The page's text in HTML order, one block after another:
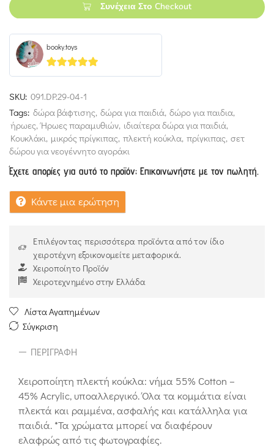
Συνέχεια Στο Checkout
booky.toys
5out of 5
SKU: 091.DP.29-04-1
Tags: δώρα βάφτισης, δώρα για παιδιά, δώρο για παιδια,
ήρωες, Ήρωες παραμυθιών, ιδιαίτερα δώρα για παιδιά,
Κουκλάκι, μικρός πρίγκιπας, πλεκτή κούκλα, πρίγκιπας, σετ
δώρου για νεογέννητο αγοράκι
Έχετε απορίες για αυτό το προϊόν; Επικοινωνήστε με τον πωλητή.
Κάντε μια ερώτηση
Επιλέγοντας περισσότερα προϊόντα από τον ίδιο
χειροτέχνη εξοικονομείτε μεταφορικά.
Χειροποίητο Προϊόν
Χειροτεχνημένο στην Ελλάδα
Λίστα Αγαπημένων
Σύγκριση
ΠΕΡΙΓΡΑΦΉ
Χειροποίητη πλεκτή κούκλα: νήμα 55% Cotton –
45% Acrylic, υποαλλεργικό. Όλα τα κομμάτια είναι
πλεκτά και ραμμένα, ασφαλής και κατάλληλα για
παιδιά. *Τα χρώματα μπορεί να διαφέρουν
ελαφρώς από τις φωτογραφίες.